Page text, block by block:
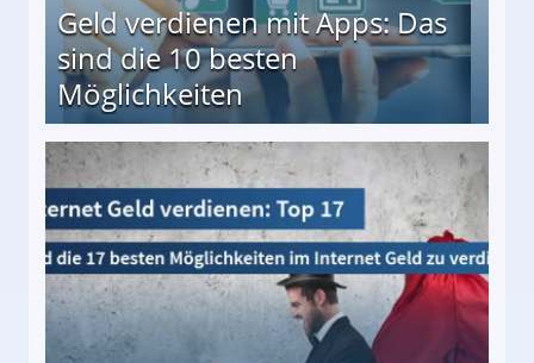
Geld verdienen mit Apps: Das
sind die 10 besten
Möglichkeiten
besten Möglichkeiten